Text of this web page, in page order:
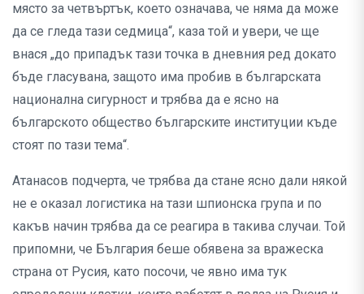
място за четвъртък, което означава, че няма да може
да се гледа тази седмица“, каза той и увери, че ще
внася „до припадък тази точка в дневния ред докато
бъде гласувана, защото има пробив в българската
национална сигурност и трябва да е ясно на
българското общество българските институции къде
стоят по тази тема“.
Атанасов подчерта, че трябва да стане ясно дали някой
не е оказал логистика на тази шпионска група и по
какъв начин трябва да се реагира в такива случаи. Той
припомни, че България беше обявена за вражеска
страна от Русия, като посочи, че явно има тук